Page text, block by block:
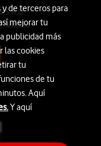
S.A.U.
Madrid
y de terceros para
mejorar tu
publicidad más
las cookies
tu
de tu
Aquí
Y aquí